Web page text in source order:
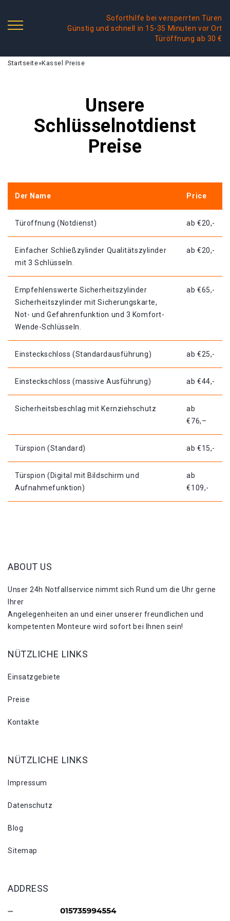
Soforthilfe bei versperrten Türen
Günstig und schnell in 15-35 Minuten vor Ort
Türöffnung ab 30 €
Startseite»Kassel Preise
Unsere
Schlüsselnotdienst
Preise
Der Name Price
Türoffnung (Notdienst) ab €20,-
Einfacher Schließzylinder Qualitätszylinder
mit 3 Schlüsseln.
ab €20,-
Empfehlenswerte Sicherheitszylinder
Sicherheitszylinder mit Sicherungskarte,
Not- und Gefahrenfunktion und 3 Komfort-
Wende-Schlüsseln.
ab €65,-
Einsteckschloss (Standardausführung) ab €25,-
Einsteckschloss (massive Ausführung) ab €44,-
Sicherheitsbeschlag mit Kernziehschutz
ab
€76,–
Türspion (Standard) ab €15,-
Türspion (Digital mit Bildschirm und
Aufnahmefunktion)
ab
€109,-
ABOUT US
Unser 24h Notfallservice nimmt sich Rund um die Uhr gerne
Ihrer
Angelegenheiten an und einer unserer freundlichen und
kompetenten Monteure wird sofort bei Ihnen sein!
NÜTZLICHE LINKS
Einsatzgebiete
Preise
Kontakte
NÜTZLICHE LINKS
Impressum
Datenschutz
Blog
Sitemap
ADDRESS